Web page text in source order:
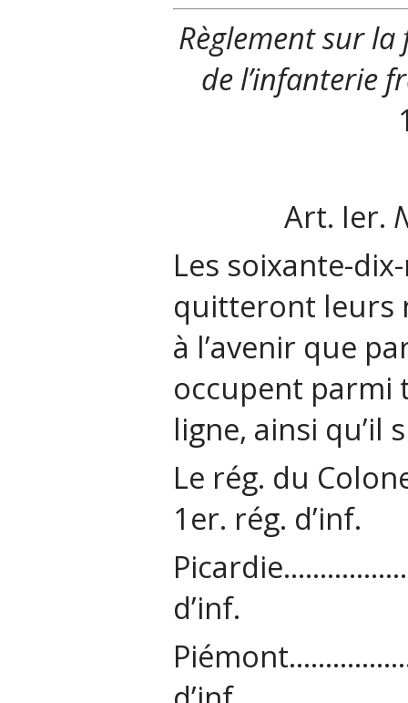
Règlementsur la
de l’infanterie
Art. Ier.
Les soixante-
quitteront leurs
à l’avenir que
occupent parmi
ligne, ainsi qu’il
Le rég. du
1 er. rég. d’inf.
d’inf.